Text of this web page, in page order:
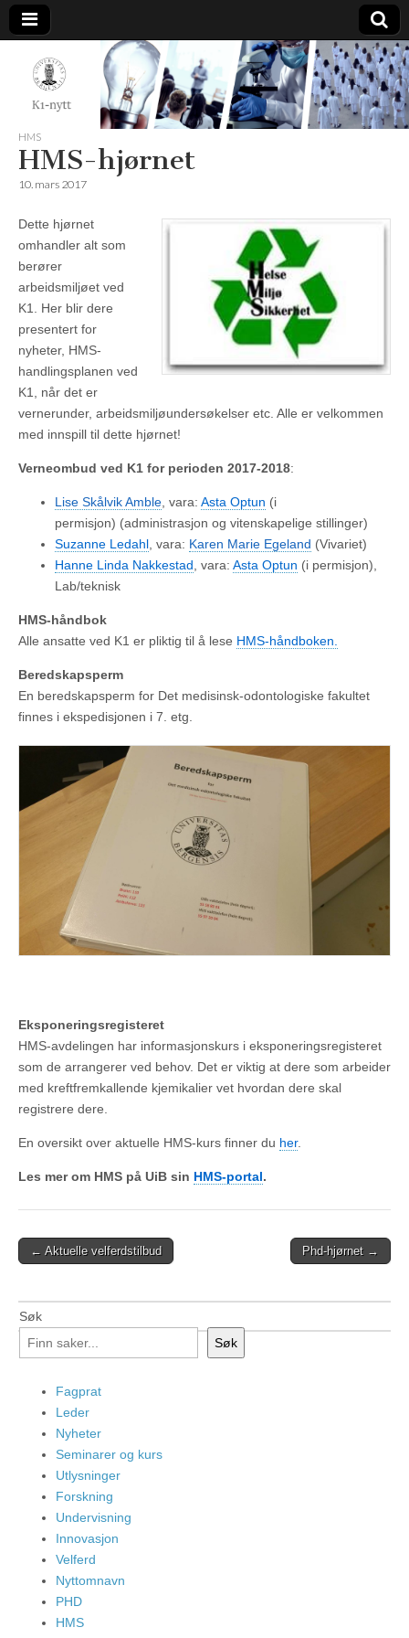
K1-
Nytt
HMS
HMS-hjørnet
10. mars 2017
Dette hjørnet
omhandler alt som
berører
arbeidsmiljøet ved
K1. Her blir dere
presentert for
nyheter, HMS-
handlingsplanen ved
K1, når det er
vernerunder, arbeidsmiljøundersøkelser etc. Alle er velkommen
med innspill til dette hjørnet!
Verneombud ved K1 for perioden 2017-2018:
Lise Skålvik Amble, vara: Asta Optun (i
permisjon) (administrasjon og vitenskapelige stillinger)
Suzanne Ledahl, vara: Karen Marie Egeland (Vivariet)
Hanne Linda Nakkestad, vara: Asta Optun (i permisjon),
Lab/teknisk
HMS-håndbok
Alle ansatte ved K1 er pliktig til å lese HMS-håndboken.
Beredskapsperm
En beredskapsperm for Det medisinsk-odontologiske fakultet
finnes i ekspedisjonen i 7. etg.
Eksponeringsregisteret
HMS-avdelingen har informasjonskurs i eksponeringsregisteret
som de arrangerer ved behov. Det er viktig at dere som arbeider
med kreftfremkallende kjemikalier vet hvordan dere skal
registrere dere.
En oversikt over aktuelle HMS-kurs finner du her.
Les mer om HMS på UiB sin HMS-portal.
Post
← Aktuelle velferdstilbud Phd-hjørnet →
Søk
Søk
Fagprat
Leder
Nyheter
Seminarer og kurs
Utlysninger
Forskning
Undervisning
Innovasjon
Velferd
Nyttomnavn
PHD
HMS